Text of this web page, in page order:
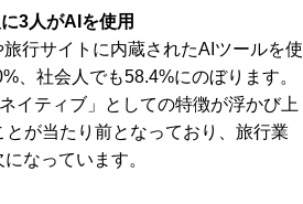
3人がAIを使用
行サイトに内蔵されたAIツールを使
、社会人でも58.4%にのぼります。
イティブ」としての特徴が浮かび上
が当たり前となっており、旅行業
なっています。